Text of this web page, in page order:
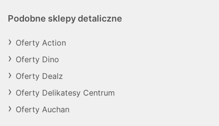
Podobne sklepy detaliczne
Oferty Action
Oferty Dino
Oferty Dealz
Oferty Delikatesy Centrum
Oferty Auchan